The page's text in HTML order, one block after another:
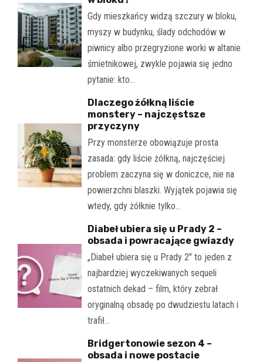
Gdy mieszkańcy widzą szczury w bloku,
myszy w budynku, ślady odchodów w
piwnicy albo przegryzione worki w altanie
śmietnikowej, zwykle pojawia się jedno
pytanie: kto…
Dlaczego żółkną liście
monstery – najczęstsze
przyczyny
Przy monsterze obowiązuje prosta
zasada: gdy liście żółkną, najczęściej
problem zaczyna się w doniczce, nie na
powierzchni blaszki. Wyjątek pojawia się
wtedy, gdy żółknie tylko…
Diabeł ubiera się u Prady 2 –
obsada i powracające gwiazdy
„Diabeł ubiera się u Prady 2" to jeden z
najbardziej wyczekiwanych sequeli
ostatnich dekad – film, który zebrał
oryginalną obsadę po dwudziestu latach i
trafił…
Bridgertonowie sezon 4 –
obsada i nowe postacie